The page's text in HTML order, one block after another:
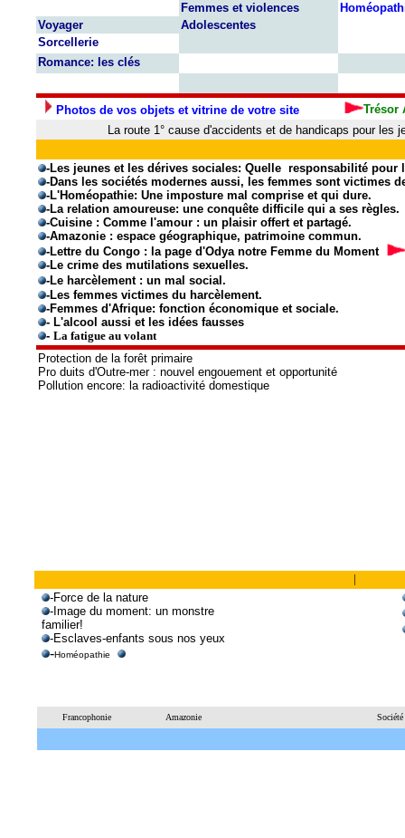
Femmes et violences
Voyager
Adolescentes
Sorcellerie
Romance: les clés
Photos de vos objets et vitrine de votre site
Trésor
La route 1° cause d'accidents et de handicaps pour les
-Les jeunes et les dérives sociales: Quelle responsabilité pour
-Dans les sociétés modernes aussi, les femmes sont victimes
-L'Homéopathie: Une imposture mal comprise et qui dure.
-La relation amoureuse: une conquête difficile qui a ses règles.
-Cuisine : Comme l'amour : un plaisir offert et partagé.
-Amazonie : espace géographique, patrimoine commun.
-Lettre du Congo : la page d'Odya notre Femme du Moment
-Le crime des mutilations sexuelles.
-Le harcèlement : un mal social.
-Les femmes victimes du harcèlement.
-Femmes d'Afrique: fonction économique et sociale.
- L'alcool aussi et les idées fausses
- La fatigue au volant
Protection de la forêt primaire
Pro duits d'Outre-mer : nouvel engouement et opportunité
Pollution encore: la radioactivité domestique
|
-Force de la nature
-I mage du moment: un monstre
familier!
-Esclaves-enfants sous nos yeux
-Homéopathie
Francophonie Amazonie Société